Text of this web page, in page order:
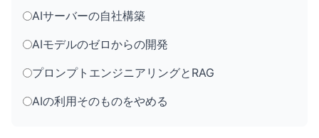
AIサーバーの自社構築
AIモデルのゼロからの開発
プロンプトエンジニアリングとRAG
AIの利用そのものをやめる